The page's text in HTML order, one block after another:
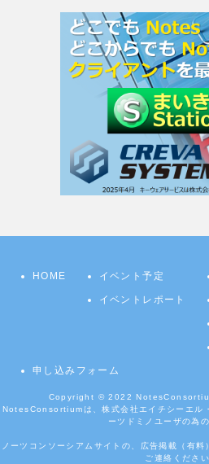
HOME イベント予定
イベントレポート
申し込みフォーム
Copyright © 2022
NotesConsortiumは、株式会社エイチシーエル
ーツドミノユーザの為
ノーツコンソーシアムサイトの、広告掲載（有
ご連絡ください